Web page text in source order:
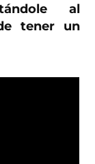
al
tener un